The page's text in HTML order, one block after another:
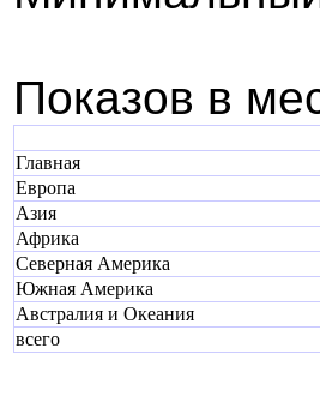
Показов в
Главная
Европа
Азия
Африка
Северная Америка
Южная Америка
Австралия и Океания
всего